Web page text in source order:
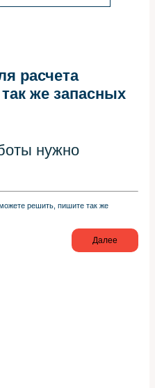
расчета
же запасных
нужно
решить, пишите так же
Далее